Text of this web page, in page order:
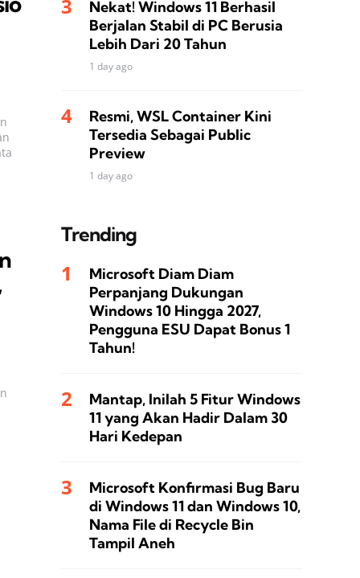
Nekat! Windows 11 Berhasil
Berjalan Stabil di PC Berusia
Lebih Dari 20 Tahun
1 day ago
Resmi, WSL Container Kini
Tersedia Sebagai Public
Preview
1 day ago
Trending
Microsoft Diam Diam
Perpanjang Dukungan
Windows 10 Hingga 2027,
Pengguna ESU Dapat Bonus 1
Tahun!
Mantap, Inilah 5 Fitur Windows
11 yang Akan Hadir Dalam 30
Hari Kedepan
Microsoft Konfirmasi Bug Baru
di Windows 11 dan Windows 10,
Nama File di Recycle Bin
Tampil Aneh